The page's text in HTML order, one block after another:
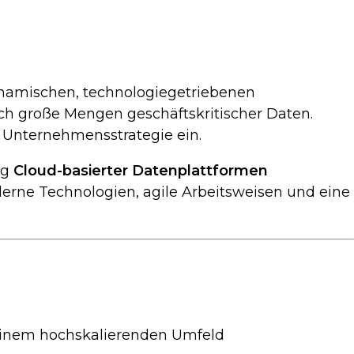
technologiegetriebenen
große Mengen geschäftskritischer Daten.
ein.
Cloud-basierter Datenplattformen
Technologien, agile Arbeitsweisen und eine
hochskalierenden Umfeld